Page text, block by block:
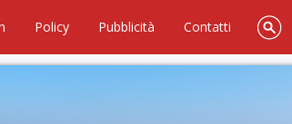
Policy Pubblicità Contatti